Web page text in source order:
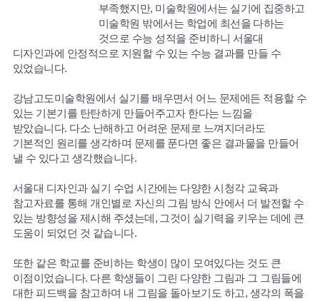
부족했지만, 미술학원에서는 실기에 집중하고
미술학원 밖에서는 학업에 최선을 다하는
것으로 수능 성적을 준비하니 서울대
디자인과에 안정적으로 지원할 수 있는 수능 결과를 만들 수
있었습니다.
강남고도미술학원에서 실기를 배우면서 어느 문제에든 적용할 수
있는 기본기를 탄탄하게 만들어주고자 한다는 느낌을
받았습니다. 다소 난해하고 어려운 문제로 느껴지더라도
기본적인 원리를 생각하며 문제를 푼다면 좋은 결과물을 만들어
낼 수 있다고 생각했습니다.
서울대 디자인과 실기 수업 시간에는 다양한 시청각 교육과
참고자료를 통해 개인별로 자신의 그림 방식 안에서 더 발전할 수
있는 방향성을 제시해 주셨는데, 그것이 실기력을 키우는 데에 큰
도움이 되었던 것 같습니다.
또한 같은 학교를 준비하는 학생이 많이 모여있다는 것도 큰
이점이었습니다. 다른 학생들이 그린 다양한 그림과 그 그림들에
대한 피드백을 참고하며 내 그림을 돌아보기도 하고, 생각의 폭을